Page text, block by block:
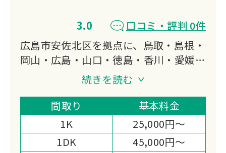
3.0
口コミ・評判 0件
広島市安佐北区を拠点に、鳥取・島根・
岡山・広島・山口・徳島・香川・愛媛・
高知の中国・四国9県で遺品整理・生前
整理・空き家片付けに24時間対応して
います。
開業17年の先駆者として、墓じまい・
お墓の引っ越しまで担う終活サポートと
損害保険加入の体制が選ばれる理由で
続きを読む
間取り
基本料金
1K
25,000円～
1DK
45,000円～